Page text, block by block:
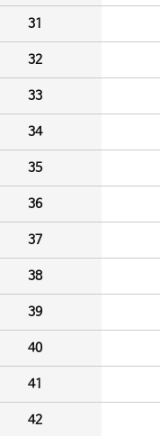
31
32
33
34
35
36
37
38
39
40
41
42